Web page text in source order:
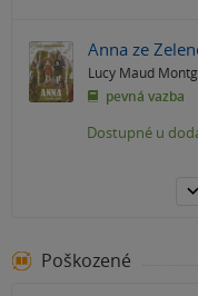
Anna ze
Lucy Maud
pevná vazba
Dostupné u
Poškozené